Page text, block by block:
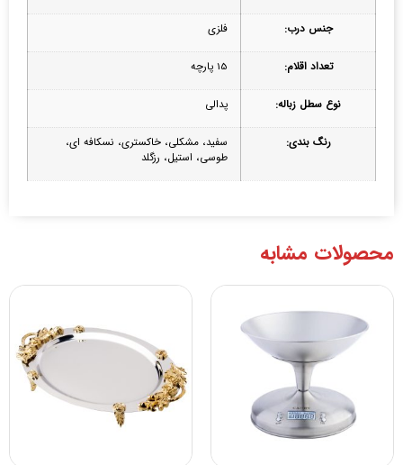
جنس درب: فلزی
تعداد اقلام: 15 پارچه
نوع سطل زباله: پدالی
رنگ بندی:
سفید، مشکلی، خاکستری، نسکافه ای،
طوسی، استیل، رزگلد
محصولات مشابه